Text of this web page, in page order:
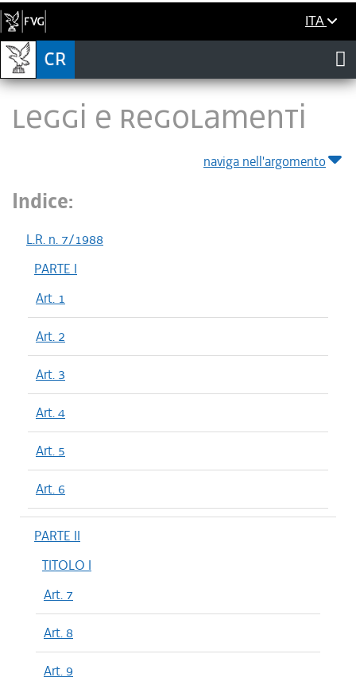
ITA
LEGGI E REGOLAMENTI
naviga nell'argomento
Indice:
L.R. n. 7/1988
PARTE I
Art. 1
Art. 2
Art. 3
Art. 4
Art. 5
Art. 6
PARTE II
TITOLO I
Art. 7
Art. 8
Art. 9